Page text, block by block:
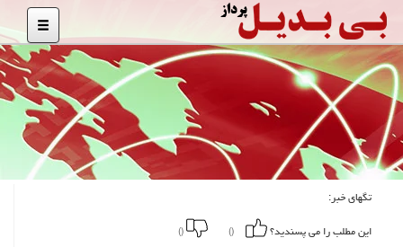
تگهای خبر:
این مطلب را می پسندید؟
()
()